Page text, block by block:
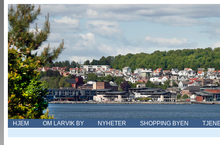
HJEM OM LARVIK BY NYHETER SHOPPING BYEN